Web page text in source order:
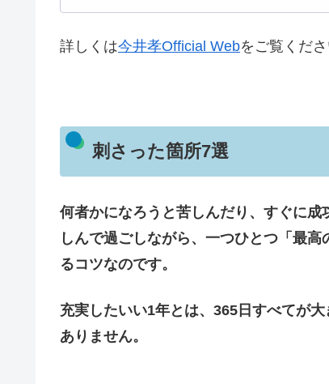
詳しくは今井孝Official Webをご覧くださ
刺さった箇所7選
何者かになろうと苦しんだり、すぐに
しんで過ごしながら、一つひとつ「最
るコツなのです。
充実したいい1年とは、365日すべてが
ありません。